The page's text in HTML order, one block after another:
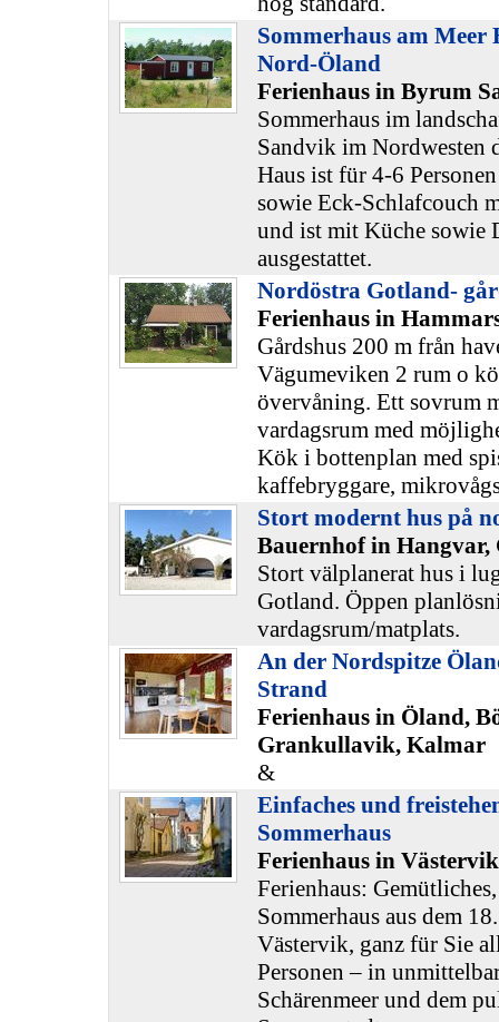
Sommerhaus am
Nord-Öland
Ferienhaus in Byrum
Sommerhaus im
Sandvik im Nordwesten
Haus ist für 4-6
sowie Eck-Schlafcouch
und ist mit Küche sowie
ausgestattet.
Nordöstra Gotland-
Ferienhaus in
Gårdshus 200 m från
Vägumeviken 2 rum o
övervåning. Ett sovrum
vardagsrum med
Kök i bottenplan med
kaffebryggare,
Stort modernt hus på
Bauernhof in Hangvar,
Stort välplanerat hus i
Gotland. Öppen
vardagsrum/matplats.
An der Nordspitze
Strand
Ferienhaus in Öland,
Grankullavik, Kalmar
&
Einfaches und
Sommerhaus
Ferienhaus in
Ferienhaus:
Sommerhaus aus dem
Västervik, ganz für Sie
Personen – in
Schärenmeer und dem